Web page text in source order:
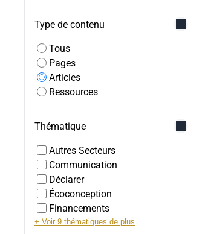
Type de contenu
Tous
Pages
Articles
Ressources
Thématique
Autres Secteurs
Communication
Déclarer
Écoconception
Financements
+ Voir 9 thématiques de plus